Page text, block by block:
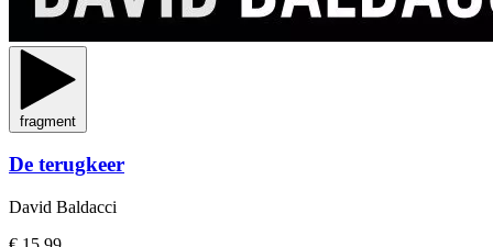
fragment
De terugkeer
David Baldacci